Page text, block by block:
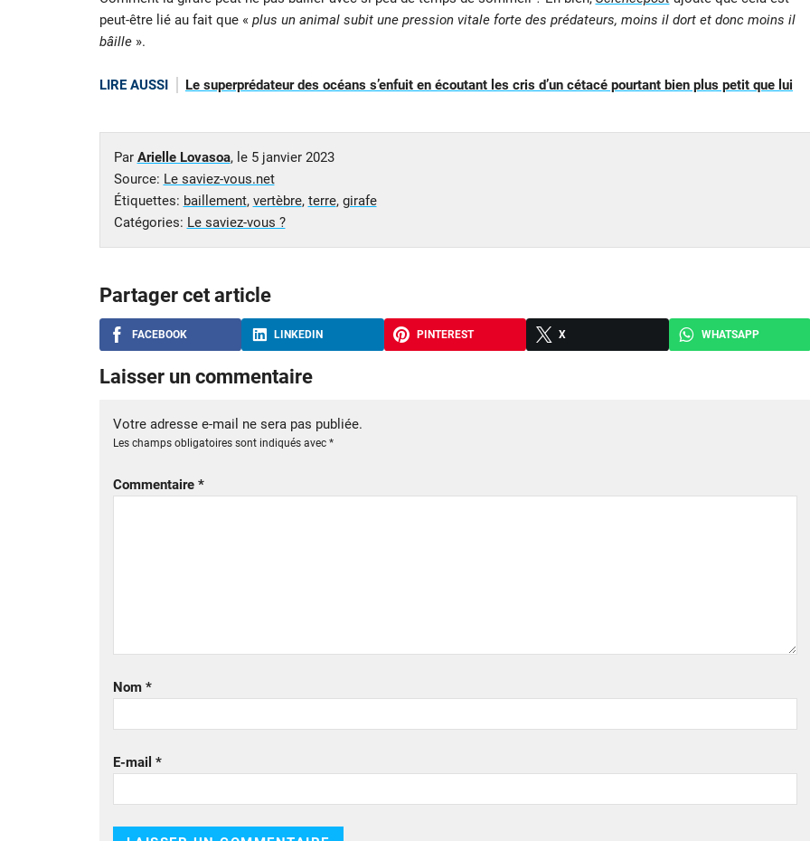
peut-être lié au fait que « plus un animal subit une pression vitale forte des prédateurs, moins il dort et donc moins il
bâille».
LIRE AUSSI Le superprédateur des océans s’enfuit en écoutant les cris d’un cétacé pourtant bien plus petit que lui
Par Arielle Lovasoa, le 5 janvier 2023
Source: Le saviez-vous.net
Étiquettes: baillement, vertèbre, terre, girafe
Catégories: Le saviez-vous ?
Partager cet article
FACEBOOK LINKEDIN PINTEREST X WHATSAPP
Laisser un commentaire
Votre adresse e-mail ne sera pas publiée.
Les champs obligatoires sont indiqués avec *
Commentaire *
Nom *
E-mail *